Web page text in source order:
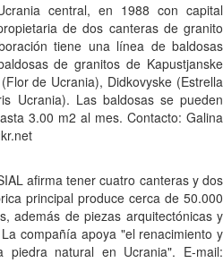
central, en 1988 con capital
de dos canteras de granito
tiene una línea de baldosas
de granitos de Kapustjanske
de Ucrania), Didkovyske (Estrella
Ucrania). Las baldosas se pueden
3.00 m2 al mes. Contacto: Galina
afirma tener cuatro canteras y dos
principal produce cerca de 50.000
además de piezas arquitectónicas y
compañía apoya "el renacimiento y
natural en Ucrania". E-mail: